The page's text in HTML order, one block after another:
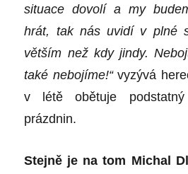
situace dovolí a my
hrát, tak nás uvidí v plné
větším než kdy jindy.
také nebojíme!“vyzývá
v létě obětuje
prázdnin.
Stejně je na tom Michal